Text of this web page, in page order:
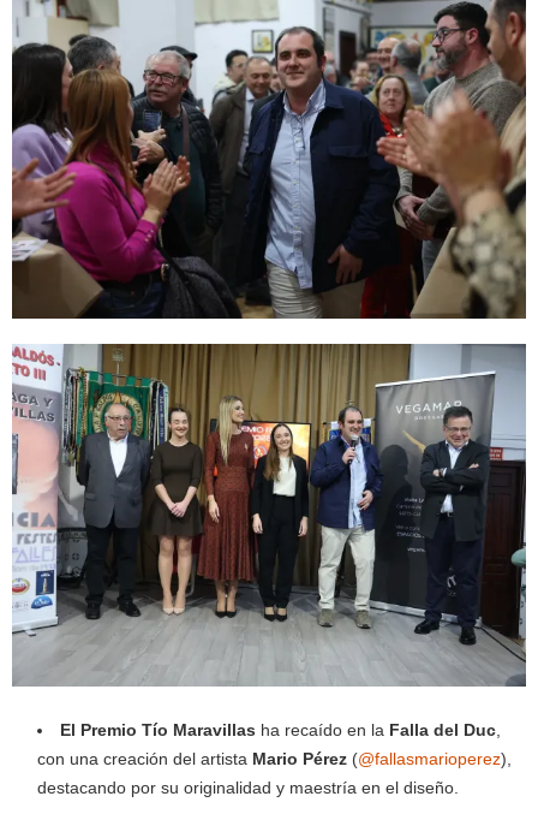
El Premio Tío Maravillas ha recaído en la Falla del Duc
con una creación del artista Mario Pérez (@fallasmarioperez),
destacando por su originalidad y maestría en el diseño.